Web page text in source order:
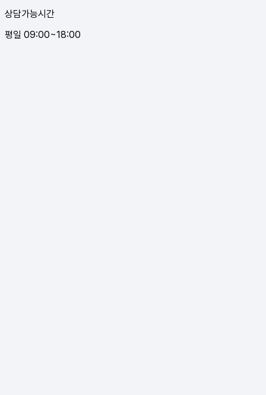
상담가능시간
평일 09:00~18:00